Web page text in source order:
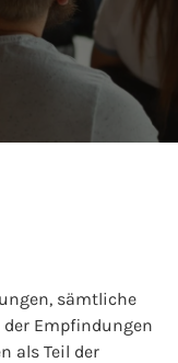
sämtliche
Empfindungen
als Teil der